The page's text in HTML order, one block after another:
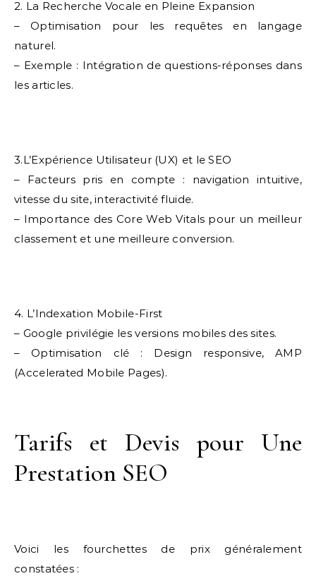
2. La Recherche Vocale en Pleine Expansion
– Optimisation pour les requêtes en langage
naturel.
– Exemple : Intégration de questions-réponses dans
les articles.
3.L’Expérience Utilisateur (UX) et le SEO
– Facteurs pris en compte : navigation intuitive,
vitesse du site, interactivité fluide.
– Importance des Core Web Vitals pour un meilleur
classement et une meilleure conversion.
4. L’Indexation Mobile-First
– Google privilégie les versions mobiles des sites.
– Optimisation clé : Design responsive, AMP
(Accelerated Mobile Pages).
Tarifs et Devis pour Une
Prestation SEO
Voici les fourchettes de prix généralement
constatées :